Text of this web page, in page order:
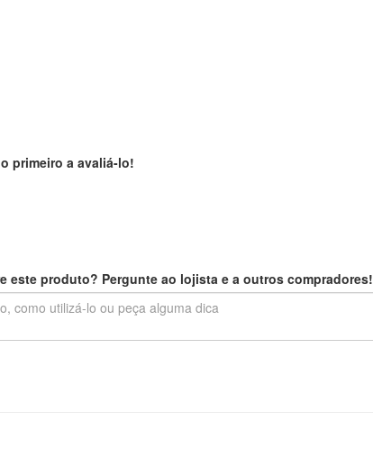
primeiro a avaliá-lo!
este produto? Pergunte ao lojista e a outros compradores!